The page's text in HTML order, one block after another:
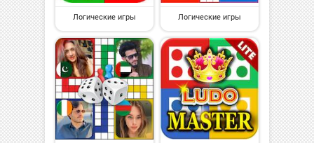
Логические игры Логические игры